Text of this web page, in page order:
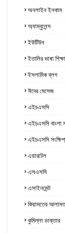
অনলাইন ইনকাম
অ্যাম্বুলেন্স
ইউটিউব
ইতালির ভাষা শিক্ষা
ইসলামিক ব্লগ
ঈদের মেসেজ
এইচএসসি
এইচএসসি বাংলা
এইচএসসি
এয়ারটেল
এসএসসি
এসাইনমেন্ট
কিয়ামতের আলামত
কুমিল্লা ডাক্তার